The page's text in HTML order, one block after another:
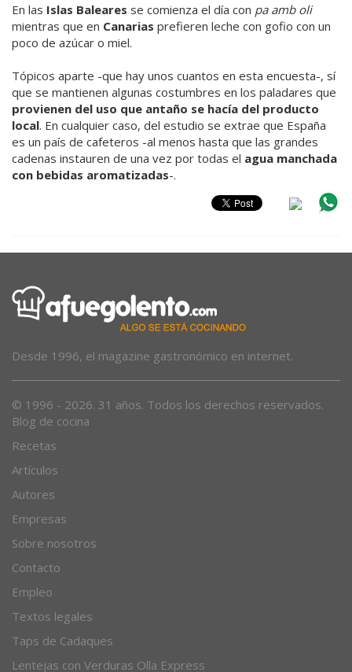
En las Islas Baleares se comienza el día con pa amb oli
mientras que en Canarias prefieren leche con gofio con un
poco de azúcar o miel.
Tópicos aparte -que hay unos cuantos en esta encuesta-, sí
que se mantienen algunas costumbres en los paladares que
provienen del uso que antaño se hacía del producto
local. En cualquier caso, del estudio se extrae que España
es un país de cafeteros -al menos hasta que las grandes
cadenas instauren de una vez por todas el agua manchada
con bebidas aromatizadas-.
Desde 1996, el magazine gastronómico en internet.
© 1996 - 2026. 31 años. Todos los derechos reservados.
Blog de cocina
Recetas
Artículos
Autores
Empresas
Sobre nosotros
Contacto
Empleo
Textos legales
Taps de Cadaques
Lentejas con Verduras Olla Express